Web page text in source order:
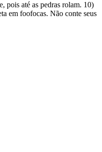
pois até as pedras rolam. 10)
em foofocas. Não conte seus